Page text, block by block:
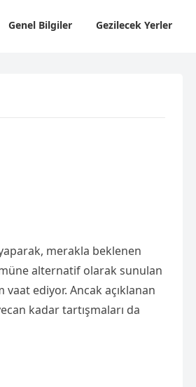
Genel Bilgiler Gezilecek Yerler
merakla beklenen
alternatif olarak sunulan
ediyor. Ancak açıklanan
kadar tartışmaları da